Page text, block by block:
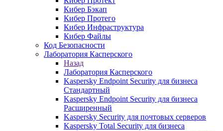
Кибер Бэкап
Кибер Протего
Кибер Инфраструктура
Кибер Файлы
Код Безопасности
Лаборатория Касперского
Назад
Лаборатория Касперского
Kaspersky Endpoint Security для бизнеса
Стандартный
Kaspersky Endpoint Security для бизнеса
Расширенный
Kaspersky Security для почтовых серверов
Kaspersky Total Security для бизнеса